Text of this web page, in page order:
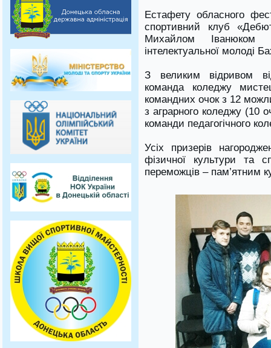
Естафету обласного
спортивний клуб
Михайлом Іванюком
інтелектуальної молоді
З великим відривом
команда коледжу
командних очок з 12
з аграрного коледжу (10
команди педагогічного
Усіх призерів
фізичної культури та
переможців – пам’ятним